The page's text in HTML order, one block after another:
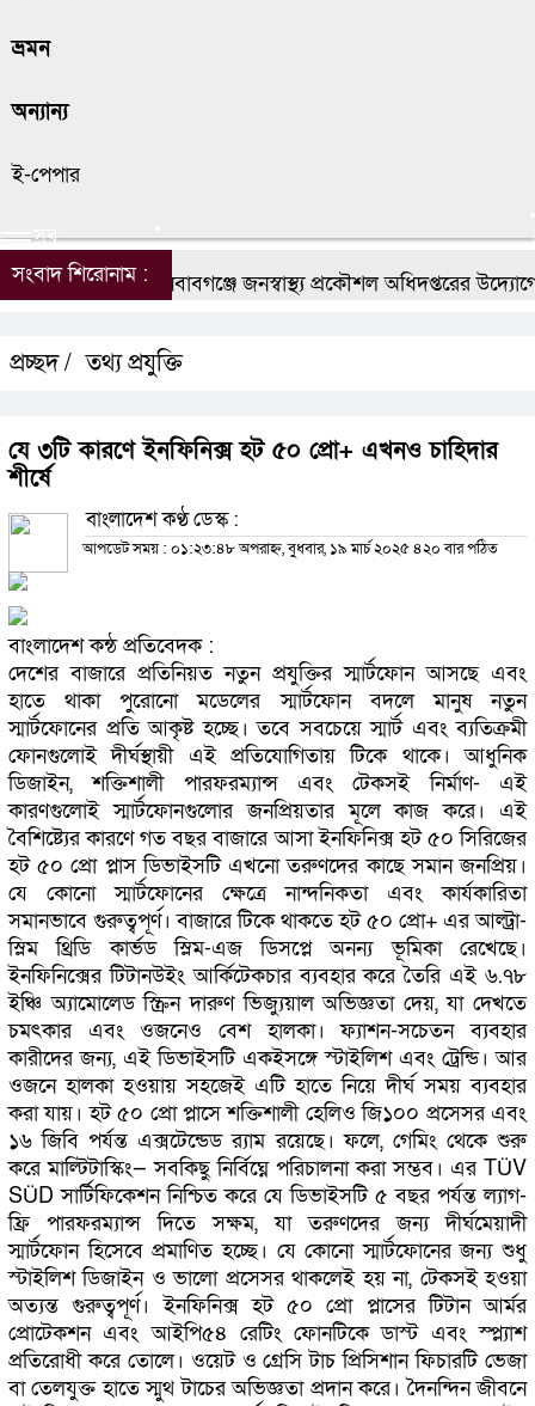
ভ্রমন
অন্যান্য
ই-পেপার
সব
সংবাদ শিরোনাম :চাঁপাইনবাবগঞ্জে জনস্বাস্থ্য প্রকৌশল অধিদপ্তরের উদ্যোগে
প্রচ্ছদ / তথ্য প্রযুক্তি
যে ৩টি কারণে ইনফিনিক্স হট ৫০ প্রো+ এখনও চাহিদার
শীর্ষে
বাংলাদেশ কণ্ঠ ডেস্ক :
আপডেট সময় : ০১:২৩:৪৮ অপরাহ্ন, বুধবার, ১৯ মার্চ ২০২৫৪২০ বার পঠিত
বাংলাদেশ কন্ঠ প্রতিবেদক :
দেশের বাজারে প্রতিনিয়ত নতুন প্রযুক্তির স্মার্টফোন আসছে এবং
হাতে থাকা পুরোনো মডেলের স্মার্টফোন বদলে মানুষ নতুন
স্মার্টফোনের প্রতি আকৃষ্ট হচ্ছে। তবে সবচেয়ে স্মার্ট এবং ব্যতিক্রমী
ফোনগুলোই দীর্ঘস্থায়ী এই প্রতিযোগিতায় টিকে থাকে। আধুনিক
ডিজাইন, শক্তিশালী পারফরম্যান্স এবং টেকসই নির্মাণ- এই
কারণগুলোই স্মার্টফোনগুলোর জনপ্রিয়তার মূলে কাজ করে। এই
বৈশিষ্ট্যের কারণে গত বছর বাজারে আসা ইনফিনিক্স হট ৫০ সিরিজের
হট ৫০ প্রো প্লাস ডিভাইসটি এখনো তরুণদের কাছে সমান জনপ্রিয়।
যে কোনো স্মার্টফোনের ক্ষেত্রে নান্দনিকতা এবং কার্যকারিতা
সমানভাবে গুরুত্বপূর্ণ। বাজারে টিকে থাকতে হট ৫০ প্রো+ এর আল্ট্রা-
স্লিম থ্রিডি কার্ভড স্লিম-এজ ডিসপ্লে অনন্য ভূমিকা রেখেছে।
ইনফিনিক্সের টিটানউইং আর্কিটেকচার ব্যবহার করে তৈরি এই ৬.৭৮
ইঞ্চি অ্যামোলেড স্ক্রিন দারুণ ভিজ্যুয়াল অভিজ্ঞতা দেয়, যা দেখতে
চমৎকার এবং ওজনেও বেশ হালকা। ফ্যাশন-সচেতন ব্যবহার
কারীদের জন্য, এই ডিভাইসটি একইসঙ্গে স্টাইলিশ এবং ট্রেন্ডি। আর
ওজনে হালকা হওয়ায় সহজেই এটি হাতে নিয়ে দীর্ঘ সময় ব্যবহার
করা যায়। হট ৫০ প্রো প্লাসে শক্তিশালী হেলিও জি১০০ প্রসেসর এবং
১৬ জিবি পর্যন্ত এক্সটেন্ডেড র‍্যাম রয়েছে। ফলে, গেমিং থেকে শুরু
করে মাল্টিটাস্কিং— সবকিছু নির্বিঘ্নে পরিচালনা করা সম্ভব। এর TÜV
SÜD সার্টিফিকেশন নিশ্চিত করে যে ডিভাইসটি ৫ বছর পর্যন্ত ল্যাগ-
ফ্রি পারফরম্যান্স দিতে সক্ষম, যা তরুণদের জন্য দীর্ঘমেয়াদী
স্মার্টফোন হিসেবে প্রমাণিত হচ্ছে। যে কোনো স্মার্টফোনের জন্য শুধু
স্টাইলিশ ডিজাইন ও ভালো প্রসেসর থাকলেই হয় না, টেকসই হওয়া
অত্যন্ত গুরুত্বপূর্ণ। ইনফিনিক্স হট ৫০ প্রো প্লাসের টিটান আর্মর
প্রোটেকশন এবং আইপি৫৪ রেটিং ফোনটিকে ডাস্ট এবং স্প্ল্যাশ
প্রতিরোধী করে তোলে। ওয়েট ও গ্রেসি টাচ প্রিসিশান ফিচারটি ভেজা
বা তেলযুক্ত হাতে স্মুথ টাচের অভিজ্ঞতা প্রদান করে। দৈনন্দিন জীবনে